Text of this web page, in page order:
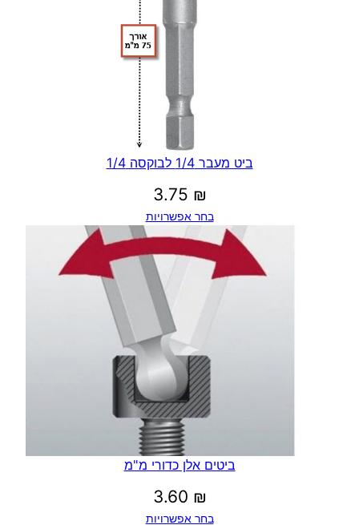
ביט מעבר 1/4 לבוקסה 1/4
3.75 ₪
בחר אפשרויות
ביטים אלן כדורי מ"מ
3.60 ₪
בחר אפשרויות